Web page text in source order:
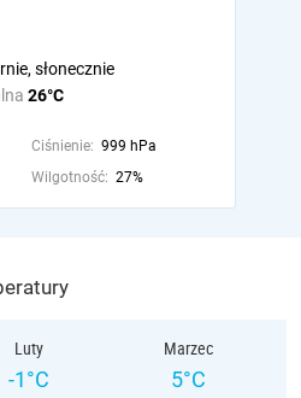
26°C
słonecznie
Ciśnienie: 999 hPa
Wilgotność: 27%
Luty
-1°C
Marzec
5°C